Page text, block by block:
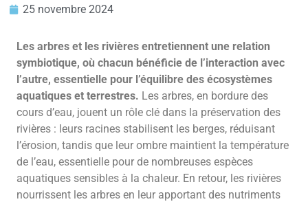
25 novembre 2024
Les arbres et les rivières entretiennent une relation
symbiotique, où chacun bénéficie de l’interaction avec
l’autre, essentielle pour l’équilibre des écosystèmes
aquatiques et terrestres. Les arbres, en bordure des
cours d’eau, jouent un rôle clé dans la préservation des
rivières : leurs racines stabilisent les berges, réduisant
l’érosion, tandis que leur ombre maintient la température
de l’eau, essentielle pour de nombreuses espèces
aquatiques sensibles à la chaleur. En retour, les rivières
nourrissent les arbres en leur apportant des nutriments